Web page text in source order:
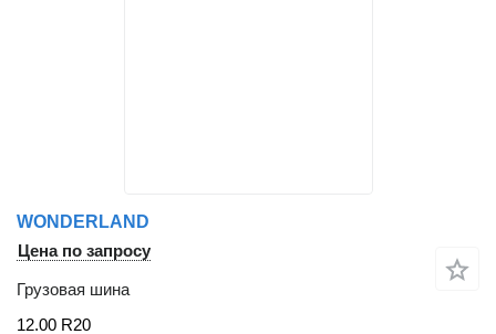
WONDERLAND
Цена по запросу
Грузовая шина
12.00 R20